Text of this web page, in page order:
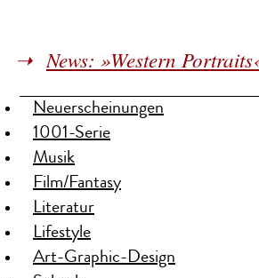
News: »Western
Neuerscheinungen
1001-Serie
Musik
Film/Fantasy
Literatur
Lifestyle
Art-Graphic-Design